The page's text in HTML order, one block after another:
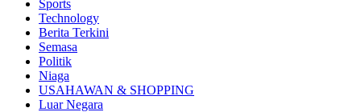
Sports
Technology
Berita Terkini
Semasa
Politik
Niaga
USAHAWAN & SHOPPING
Luar Negara